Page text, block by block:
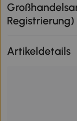
Registrierung)
Artikeldetails